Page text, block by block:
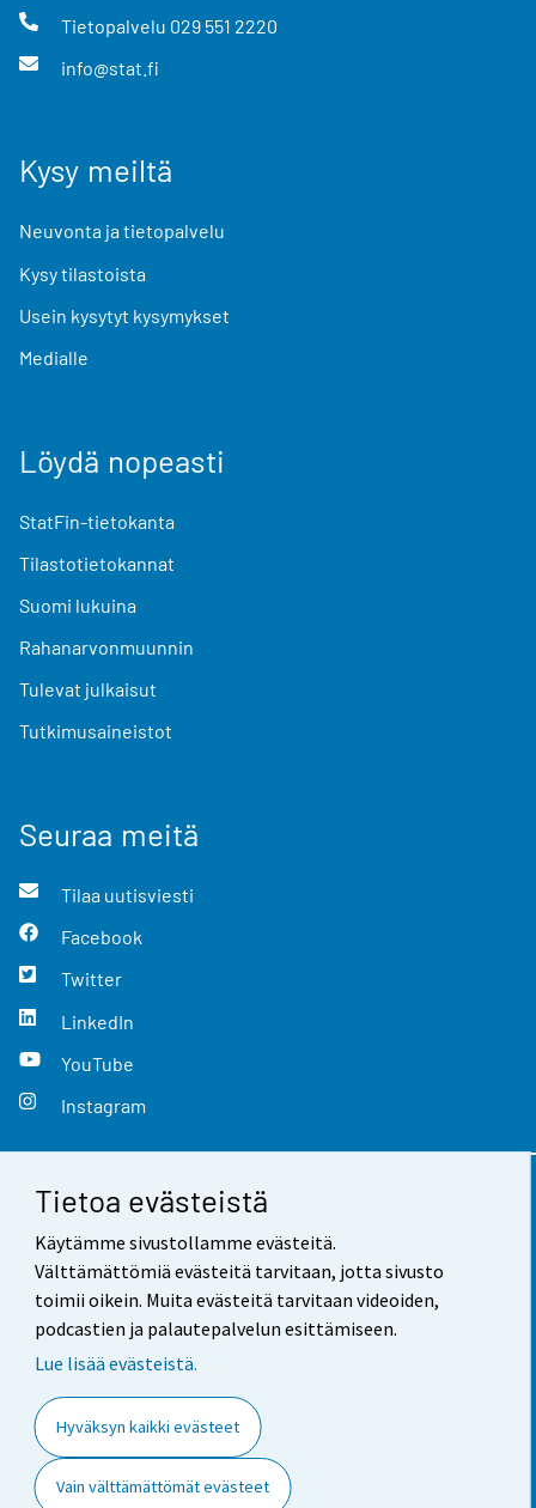
Tietoa evästeistä
Käytämme sivustollamme evästeitä.
Välttämättömiä evästeitä tarvitaan, jotta sivusto
toimii oikein. Muita evästeitä tarvitaan videoiden,
podcastien ja palautepalvelun esittämiseen.
Lue lisää evästeistä.
Hyväksyn kaikki evästeet
Vain välttämättömät evästeet
Tietopalvelu 029 551 2220
info@stat.fi
Kysy meiltä
Neuvonta ja tietopalvelu
Kysy tilastoista
Usein kysytyt kysymykset
Medialle
Löydä nopeasti
StatFin-tietokanta
Tilastotietokannat
Suomi lukuina
Rahanarvonmuunnin
Tulevat julkaisut
Tutkimusaineistot
Seuraa meitä
Tilaa uutisviesti
Facebook
Twitter
LinkedIn
YouTube
Instagram
Yhteystiedot
Palaute
Käyttöehdot
Saavutettavuus
Tietoa sivustosta
Evästeasetukset